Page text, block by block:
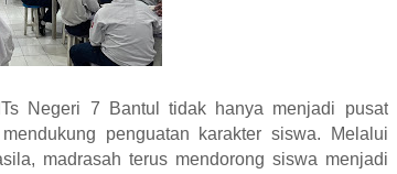
Negeri 7 Bantul tidak hanya menjadi pusat
penguatan karakter siswa. Melalui
madrasah terus mendorong siswa menjadi